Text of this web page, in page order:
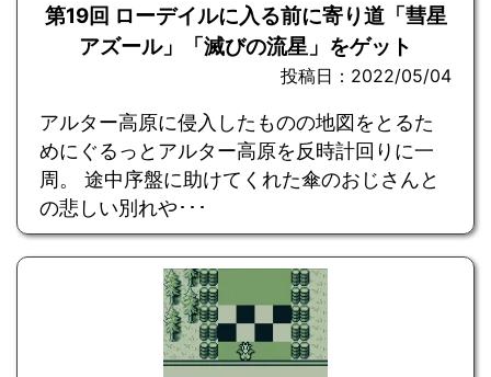
第19回 ローデイルに入る前に寄り道「彗星
アズール」「滅びの流星」をゲット
投稿日：2022/05/04
アルター高原に侵入したものの地図をとるた
めにぐるっとアルター高原を反時計回りに一
周。 途中序盤に助けてくれた傘のおじさんと
の悲しい別れや･･･